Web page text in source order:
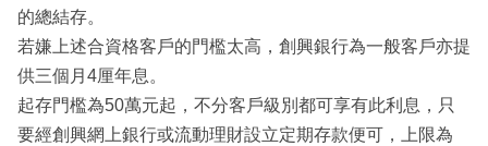
的總結存。
若嫌上述合資格客戶的門檻太高，創興銀行為一般客戶亦提
供三個月4厘年息。
起存門檻為50萬元起，不分客戶級別都可享有此利息，只
要經創興網上銀行或流動理財設立定期存款便可，上限為